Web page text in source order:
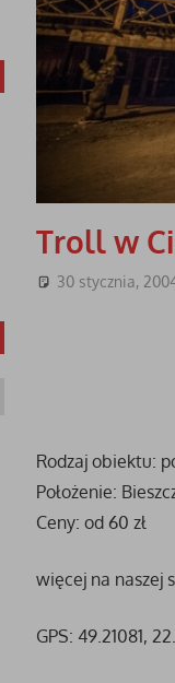
Troll w
30 stycznia,
Rodzaj obiektu:
Położenie:
Ceny: od 60 zł
więcej na naszej
GPS: 49.21081,